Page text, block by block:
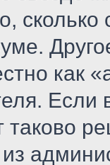
как
таково